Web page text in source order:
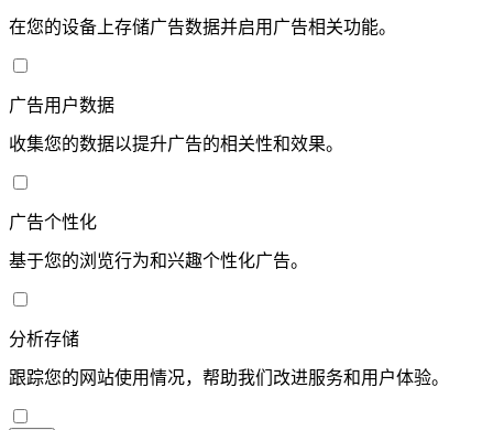
在您的设备上存储广告数据并启用广告相关功能。
广告用户数据
收集您的数据以提升广告的相关性和效果。
广告个性化
基于您的浏览行为和兴趣个性化广告。
分析存储
跟踪您的网站使用情况，帮助我们改进服务和用户体验。